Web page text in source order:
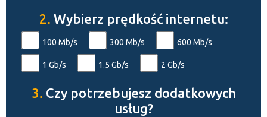
2. Wybierz prędkość internetu:
100 Mb/s 300 Mb/s 600 Mb/s
1 Gb/s 1.5 Gb/s 2 Gb/s
3. Czy potrzebujesz dodatkowych
usług?